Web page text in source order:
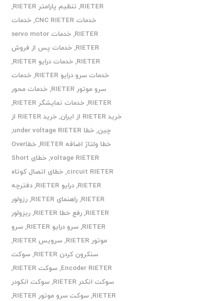
RIETER
, تنظیم پارامتر RIETER
,
خدمات CNC RIETER
,خدمات
RIETER
,
خدمات servo motor
RIETER
,خدمات پس از فروش
RIETER
,خدمات درایو RIETER
,
خدمات سرو درایو RIETER
,خدمات
سرو موتور RIETER
,خدمات محور
RIETER
,خدمات نمایشگر RIETER
,
خرید RIETER از ایران
,
خرید RIETER از
چین,خطا under voltage RIETER
,
خطا ولتاژ اضافه RIETER
,
خطاOver
voltage RIETER
,
خطای Short
circuit RIETER
,خطای اتصال کوتاه
RIETER
,درایو RIETER ,دفترچه
RIETER
,راهنمای RIETER ,رزولور
RIETER
,رفع خطا RIETER ,ریزولور
RIETER
,سرو درایو RIETER ,سرو
موتور RIETER
,سرویس RIETER
,
سنکرون کردن RIETER
,سوکت
Encoder RIETER
,سوکت RIETER
,
سوکت انکدر RIETER
,سوکت انکودر
RIETER
,سوکت سرو موتور RIETER
,